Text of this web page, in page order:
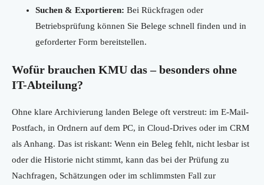
Suchen & Exportieren: Bei Rückfragen oder
Betriebsprüfung können Sie Belege schnell finden und in
geforderter Form bereitstellen.
Wofür brauchen KMU das – besonders ohne
IT-Abteilung?
Ohne klare Archivierung landen Belege oft verstreut: im E-Mail-
Postfach, in Ordnern auf dem PC, in Cloud-Drives oder im CRM
als Anhang. Das ist riskant: Wenn ein Beleg fehlt, nicht lesbar ist
oder die Historie nicht stimmt, kann das bei der Prüfung zu
Nachfragen, Schätzungen oder im schlimmsten Fall zur